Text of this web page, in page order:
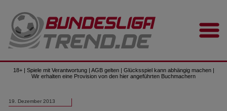
18+ | Spiele mit Verantwortung | AGB gelten | Glücksspiel kann abhängig machen |
Wir erhalten eine Provision von den hier angeführten Buchmachern
19. Dezember 2013